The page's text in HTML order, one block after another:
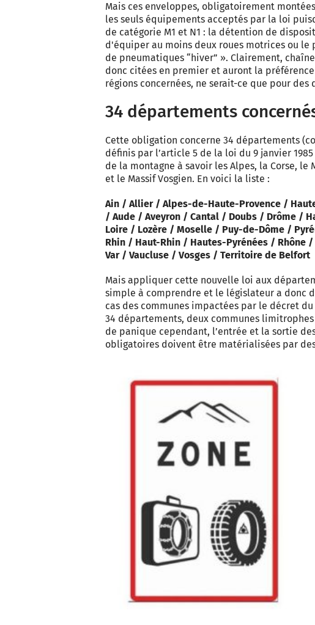
Mais ces enveloppes, obligatoirement
les seuls équipements acceptés par la loi
de catégorie M1 et N1 : la détention de
d'équiper au moins deux roues motrices ou le
de pneumatiques “hiver” ». Clairement,
donc citées en premier et auront la
régions concernées, ne serait-ce que pour des
34 départements
Cette obligation concerne 34 départements
définis par l’article 5 de la loi du 9 janvier
de la montagne à savoir les Alpes, la Corse, le
et le Massif Vosgien. En voici la liste :
Ain / Allier / Alpes-de-Haute-Provence /
/ Aude / Aveyron / Cantal / Doubs / Drôme /
Loire / Lozère / Moselle / Puy-de-Dôme /
Rhin / Haut-Rhin / Hautes-Pyrénées / Rhône
Var / Vaucluse / Vosges / Territoire de Belfort
Mais appliquer cette nouvelle loi aux
simple à comprendre et le législateur a donc
cas des communes impactées par le décret
34 départements, deux communes
de panique cependant, l’entrée et la sortie
obligatoires doivent être matérialisées par